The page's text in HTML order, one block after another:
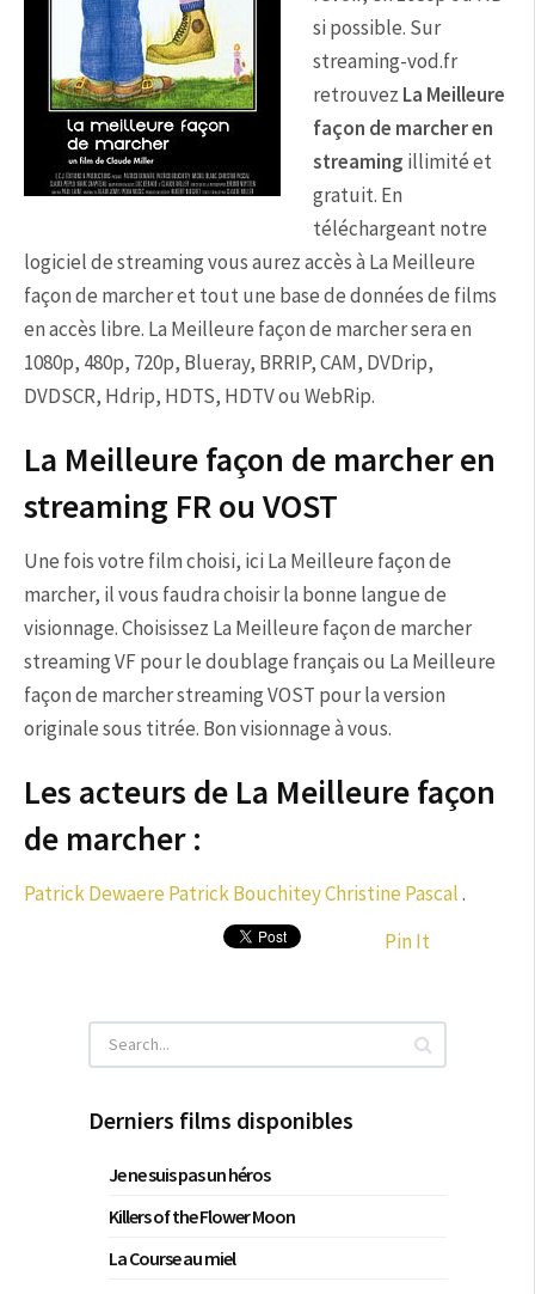
si possible. Sur
streaming-vod.fr
retrouvez La Meilleure
façon de marcher en
streaming illimité et
gratuit. En
téléchargeant notre
logiciel de streaming vous aurez accès à La Meilleure
façon de marcher et tout une base de données de films
en accès libre. La Meilleure façon de marcher sera en
1080p, 480p, 720p, Blueray, BRRIP, CAM, DVDrip,
DVDSCR, Hdrip, HDTS, HDTV ou WebRip.
La Meilleure façon de marcher en
streaming FR ou VOST
Une fois votre film choisi, ici La Meilleure façon de
marcher, il vous faudra choisir la bonne langue de
visionnage. Choisissez La Meilleure façon de marcher
streaming VF pour le doublage français ou La Meilleure
façon de marcher streaming VOST pour la version
originale sous titrée. Bon visionnage à vous.
Les acteurs de La Meilleure façon
de marcher :
Patrick Dewaere Patrick BouchiteyChristine Pascal.
Pin It
Derniers films disponibles
Je ne suis pas un héros
Killers of the Flower Moon
La Course au miel